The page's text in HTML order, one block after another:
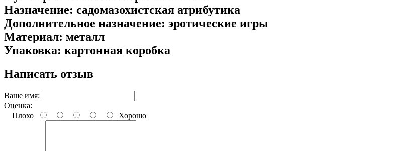
Назначение: садомазохистская атрибутика
Дополнительное назначение: эротические игры
Материал: металл
Упаковка: картонная коробка
Написать отзыв
Ваше имя:
Оценка:
Плохо
Хорошо